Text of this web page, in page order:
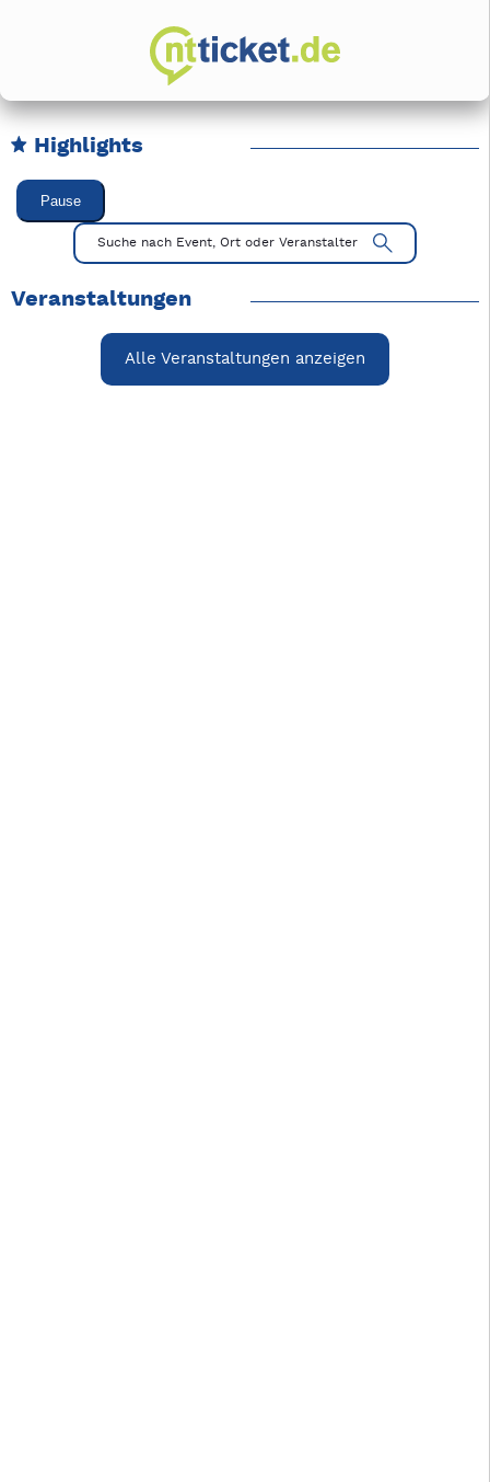
Highlights
Karussell Veranstaltungen überspringen
Pause
Mit Tab zu den Steuerelementen wechseln. Mit Pfeiltasten
Suche nach Event, Ort oder Veranstalter
Veranstaltungen
Alle Veranstaltungen anzeigen